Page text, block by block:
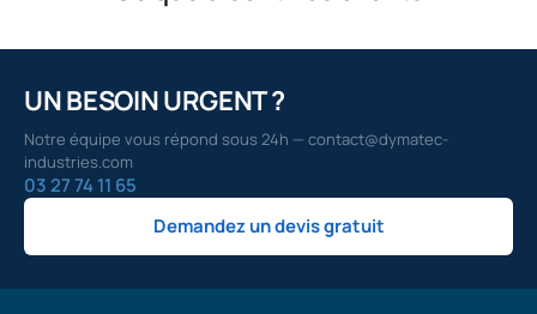
UN BESOIN URGENT ?
Notre équipe vous répond sous 24h — contact@dymatec-
industries.com
03 27 74 11 65
Demandez un devis gratuit